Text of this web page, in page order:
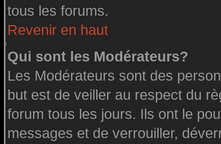
tous les forums.
Revenir en haut
Qui sont les Modérateurs?
Les Modérateurs sont des
but est de veiller au respect du
forum tous les jours. Ils ont le
messages et de verrouiller,